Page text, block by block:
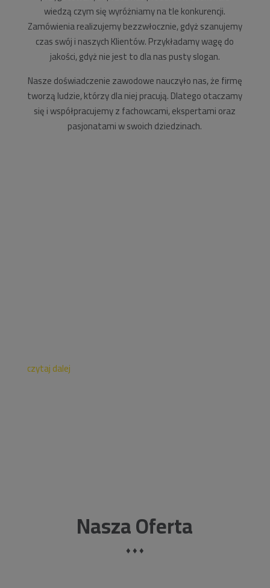
wiedzą czym się wyróżniamy na tle konkurencji.
Zamówienia realizujemy bezzwłocznie, gdyż szanujemy
czas swój i naszych Klientów. Przykładamy wagę do
jakości, gdyż nie jest to dla nas pusty slogan.
Nasze doświadczenie zawodowe nauczyło nas, że firmę
tworzą ludzie, którzy dla niej pracują. Dlatego otaczamy
się i współpracujemy z fachowcami, ekspertami oraz
pasjonatami w swoich dziedzinach.
czytaj dalej
Nasza Oferta
♦ ♦ ♦